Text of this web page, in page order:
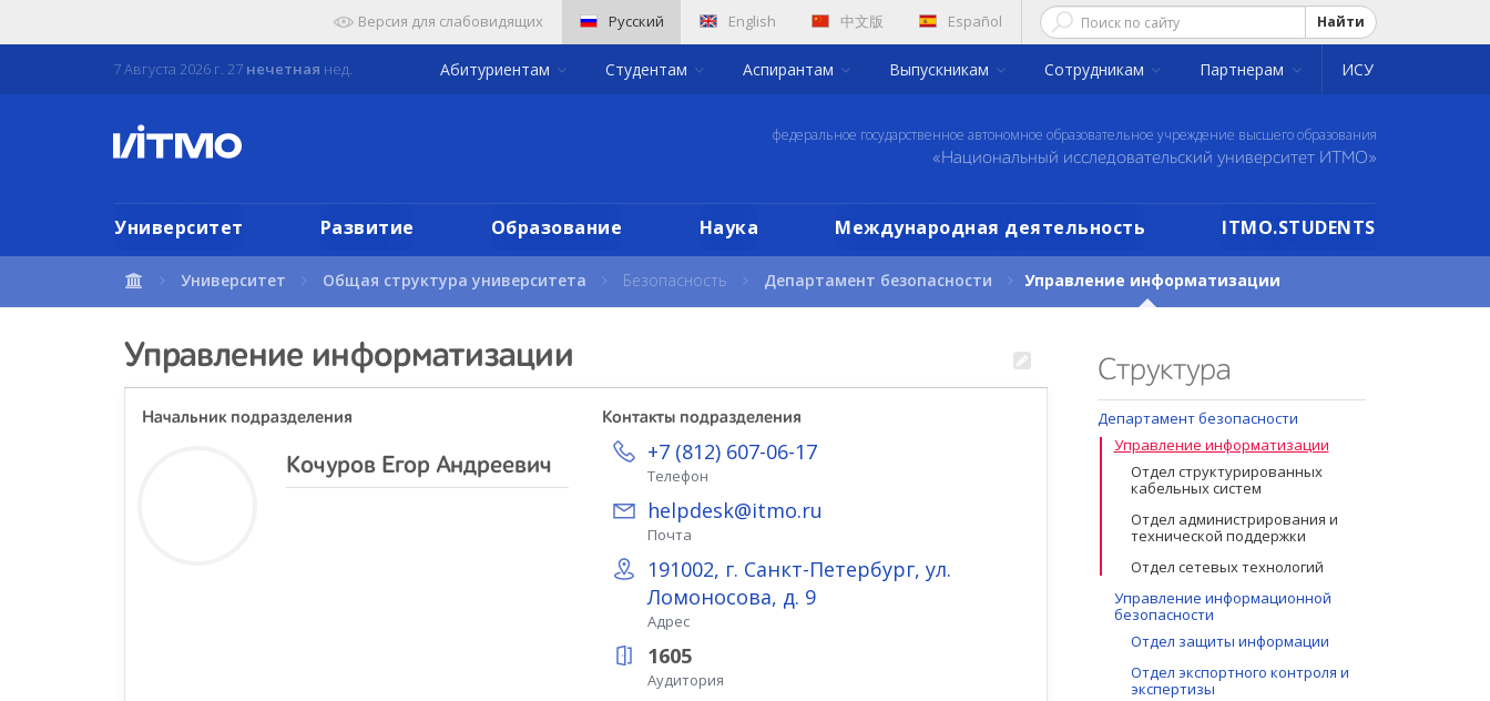
Версия для слабовидящих Русский English 中文版 Español Найти
7 Августа 2026 г. 27 нечетная нед. Абитуриентам Студентам Аспирантам Выпускникам Сотрудникам Партнерам ИСУ
федеральное государственное автономное образовательное учреждение высшего образования
«Национальный исследовательский университет ИТМО»
Университет Развитие Образование Наука Международная деятельность ITMO.STUDENTS
Университет Общая структура университета Безопасность Департамент безопасности Управление информатизации
Управление информатизации
Начальник подразделения
Кочуров Егор Андреевич
Контакты подразделения
+7 (812) 607-06-17
Телефон
helpdesk@itmo.ru
Почта
191002, г. Санкт-Петербург, ул.
Ломоносова, д. 9
Адрес
1605
Аудитория
Структура
Департамент безопасности
Управление информатизации
Отдел структурированных
кабельных систем
Отдел администрирования и
технической поддержки
Отдел сетевых технологий
Управление информационной
безопасности
Отдел защиты информации
Отдел экспортного контроля и
экспертизы